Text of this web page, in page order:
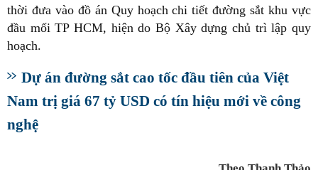
thời đưa vào đồ án Quy hoạch chi tiết đường sắt khu vực
đầu mối TP HCM, hiện do Bộ Xây dựng chủ trì lập quy
hoạch.
Dự án đường sắt cao tốc đầu tiên của Việt
Nam trị giá 67 tỷ USD có tín hiệu mới về công
nghệ